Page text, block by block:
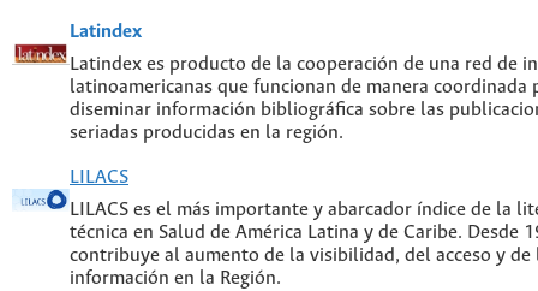
Latindex
Latindex es producto de la cooperación de una red de
latinoamericanas que funcionan de manera coordinada
diseminar información bibliográfica sobre las
seriadas producidas en la región.
LILACS
LILACS es el más importante y abarcador índice de la
técnica en Salud de América Latina y de Caribe. Desde
contribuye al aumento de la visibilidad, del acceso y de
información en la Región.